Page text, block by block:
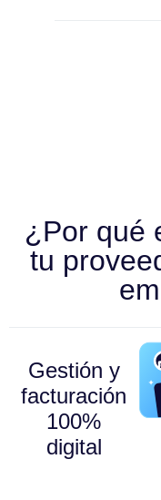
¿Por qué
tu
Gestión y
facturación
100%
digital